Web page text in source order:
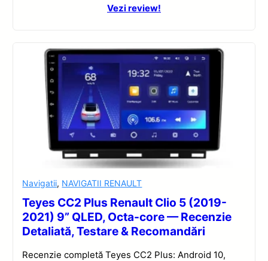
Vezi review!
Navigatii, NAVIGATII RENAULT
Teyes CC2 Plus Renault Clio 5 (2019-
2021) 9” QLED, Octa-core — Recenzie
Detaliată, Testare & Recomandări
Recenzie completă Teyes CC2 Plus: Android 10,